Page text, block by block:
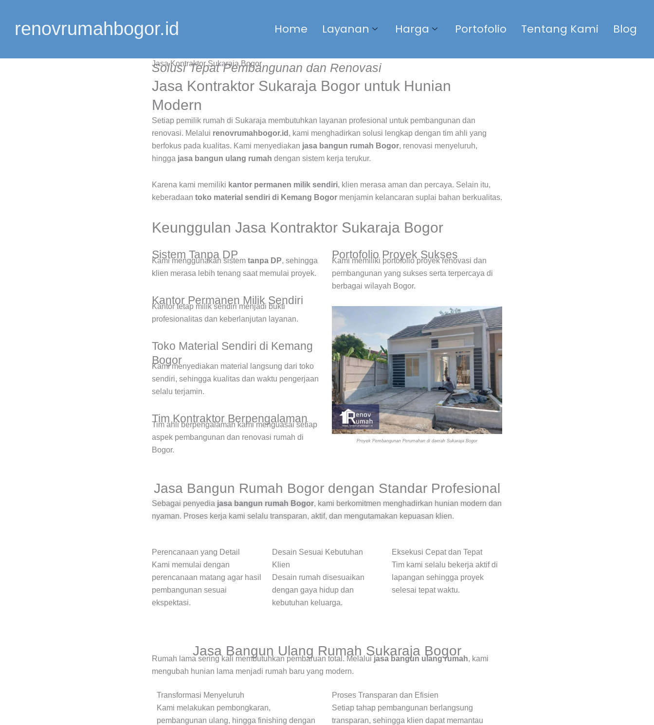
kontenrenovrumahbogor.id Home Layanan Harga Portofolio Tentang Kami Blog
Jasa Kontraktor Sukaraja Bogor
Solusi Tepat Pembangunan dan Renovasi
Jasa Kontraktor Sukaraja Bogor untuk Hunian
Modern
Setiap pemilik rumah di Sukaraja membutuhkan layanan profesional untuk pembangunan dan
renovasi. Melalui renovrumahbogor.id , kami menghadirkan solusi lengkap dengan tim ahli yang
berfokus pada kualitas. Kami menyediakan jasa bangun rumah Bogor, renovasi menyeluruh,
hingga jasa bangun ulang rumah dengan sistem kerja terukur.
Karena kami memiliki kantor permanen milik sendiri, klien merasa aman dan percaya. Selain itu,
keberadaan toko material sendiri di Kemang Bogor menjamin kelancaran suplai bahan berkualitas.
Keunggulan Jasa Kontraktor Sukaraja Bogor
Sistem Tanpa DP
Kami menggunakan sistem tanpa DP, sehingga
klien merasa lebih tenang saat memulai proyek.
Kantor Permanen Milik Sendiri
Kantor tetap milik sendiri menjadi bukti
profesionalitas dan keberlanjutan layanan.
Toko Material Sendiri di Kemang
Bogor
Kami menyediakan material langsung dari toko
sendiri, sehingga kualitas dan waktu pengerjaan
selalu terjamin.
Tim Kontraktor Berpengalaman
Tim ahli berpengalaman kami menguasai setiap
aspek pembangunan dan renovasi rumah di
Bogor.
Portofolio Proyek Sukses
Kami memiliki portofolio proyek renovasi dan
pembangunan yang sukses serta terpercaya di
berbagai wilayah Bogor.
Proyek Pembangunan Perumahan di daerah Sukaraja Bogor
Jasa Bangun Rumah Bogor dengan Standar Profesional
Sebagai penyedia jasa bangun rumah Bogor, kami berkomitmen menghadirkan hunian modern dan
nyaman. Proses kerja kami selalu transparan, aktif, dan mengutamakan kepuasan klien.
Perencanaan yang Detail
Kami memulai dengan
perencanaan matang agar hasil
pembangunan sesuai
ekspektasi.
Desain Sesuai Kebutuhan
Klien
Desain rumah disesuaikan
dengan gaya hidup dan
kebutuhan keluarga.
Eksekusi Cepat dan Tepat
Tim kami selalu bekerja aktif di
lapangan sehingga proyek
selesai tepat waktu.
Jasa Bangun Ulang Rumah Sukaraja Bogor
Rumah lama sering kali membutuhkan pembaruan total. Melalui jasa bangun ulang rumah, kami
mengubah hunian lama menjadi rumah baru yang modern.
Transformasi Menyeluruh
Kami melakukan pembongkaran,
pembangunan ulang, hingga finishing dengan
Proses Transparan dan Efisien
Setiap tahap pembangunan berlangsung
transparan, sehingga klien dapat memantau